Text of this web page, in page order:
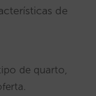
de
de quarto,